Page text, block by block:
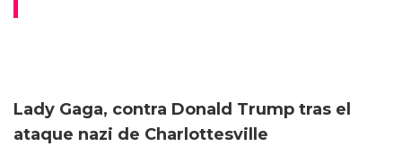
Lady Gaga, contra Donald Trump tras el
ataque nazi de Charlottesville